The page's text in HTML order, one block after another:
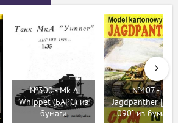
№300 - Mk A
Whippet (БАРС) из
бумаги
№407 -
Jagdpanther
090] из бумаги